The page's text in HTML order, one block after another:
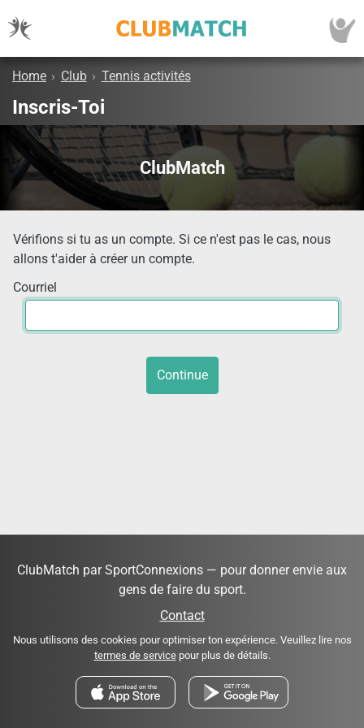
Home › Club › Tennis activités
Inscris-Toi
ClubMatch
Vérifions si tu as un compte. Si ce n'est pas le cas, nous
allons t'aider à créer un compte.
Courriel
Continue
ClubMatch par SportConnexions — pour donner envie aux
gens de faire du sport.
Contact
Nous utilisons des cookies pour optimiser ton expérience. Veuillez lire nos
termes de servicepour plus de détails.